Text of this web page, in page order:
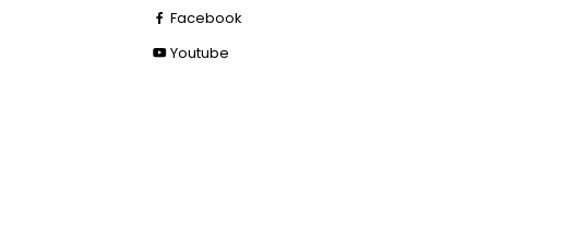
Facebook
Youtube